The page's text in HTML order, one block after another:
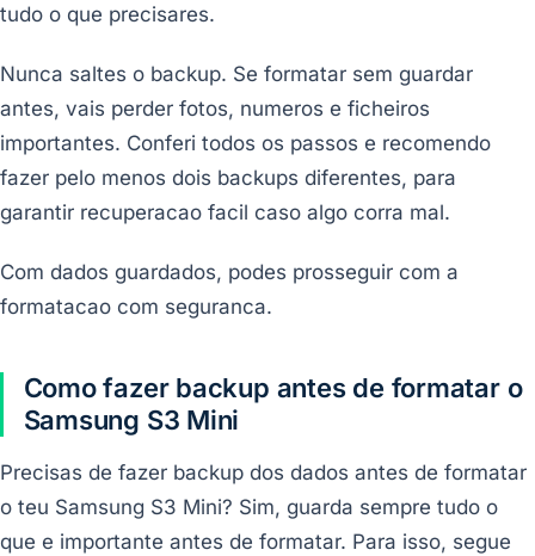
tudo o que precisares.
Nunca saltes o backup. Se formatar sem guardar
antes, vais perder fotos, numeros e ficheiros
importantes. Conferi todos os passos e recomendo
fazer pelo menos dois backups diferentes, para
garantir recuperacao facil caso algo corra mal.
Com dados guardados, podes prosseguir com a
formatacao com seguranca.
Como fazer backup antes de formatar o
Samsung S3 Mini
Precisas de fazer backup dos dados antes de formatar
o teu Samsung S3 Mini? Sim, guarda sempre tudo o
que e importante antes de formatar. Para isso, segue